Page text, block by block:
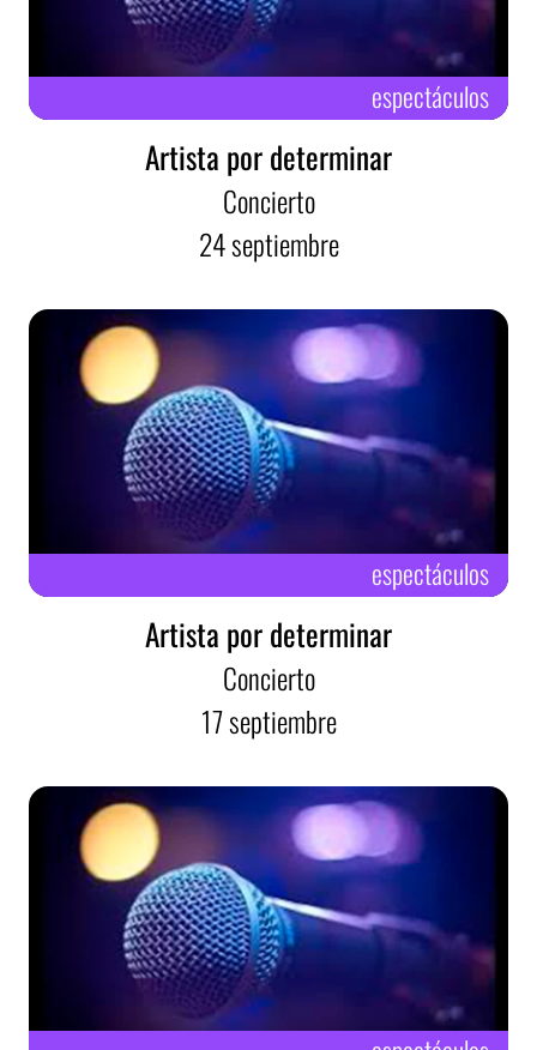
espectáculos
Artista por determinar
Concierto
24septiembre
espectáculos
Artista por determinar
Concierto
17septiembre